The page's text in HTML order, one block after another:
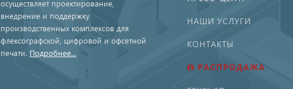
осуществляет проектирование,
внедрение и поддержку
производственных комплексов для
флексографской, цифровой и офсетной
печати. Подробнее...
НАШИ УСЛУГИ
КОНТАКТЫ
РАСПРОДАЖА